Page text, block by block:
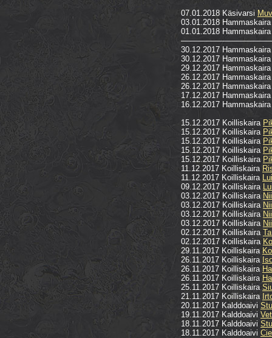
07.01.2018 Käsivarsi
03.01.2018
01.01.2018
30.12.2017
30.12.2017
29.12.2017
26.12.2017
26.12.2017
17.12.2017
16.12.2017
15.12.2017 Koilliskaira
15.12.2017 Koilliskaira
15.12.2017 Koilliskaira
15.12.2017 Koilliskaira
15.12.2017 Koilliskaira
11.12.2017 Koilliskaira
11.12.2017 Koilliskaira
09.12.2017 Koilliskaira
03.12.2017 Koilliskaira
03.12.2017 Koilliskaira
03.12.2017 Koilliskaira
03.12.2017 Koilliskaira
02.12.2017 Koilliskaira
02.12.2017 Koilliskaira
29.11.2017 Koilliskaira
26.11.2017 Koilliskaira
26.11.2017 Koilliskaira
26.11.2017 Koilliskaira
25.11.2017 Koilliskaira
21.11.2017 Koilliskaira
20.11.2017 Kalddoaivi
19.11.2017 Kalddoaivi
18.11.2017 Kalddoaivi
18.11.2017 Kalddoaivi